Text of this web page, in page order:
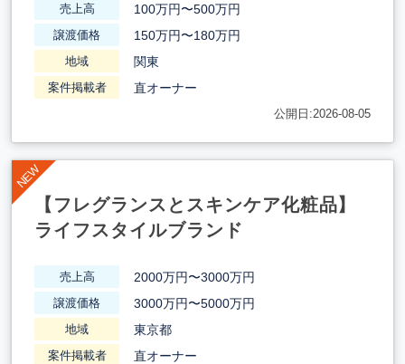
売上高 100万円〜500万円
譲渡価格 150万円〜180万円
地域 関東
案件掲載者 直オーナー
公開日:2026-08-05
【フレグランスとスキンケア化粧品】
ライフスタイルブランド
売上高 2000万円〜3000万円
譲渡価格 3000万円〜5000万円
地域 東京都
案件掲載者 直オーナー